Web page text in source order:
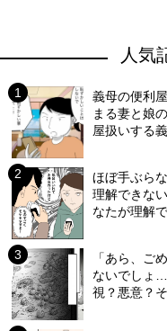
人気
義母の便利
まる妻と娘
屋扱いする
ほぼ手ぶら
理解できな
なたが理解
「あら、ご
ないでしょ
視？悪意？